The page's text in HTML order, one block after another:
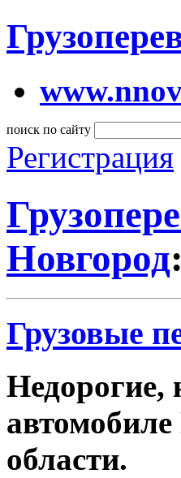
поиск по сайту
Регистрация
Новгород
Грузовые
Недорогие,
области.